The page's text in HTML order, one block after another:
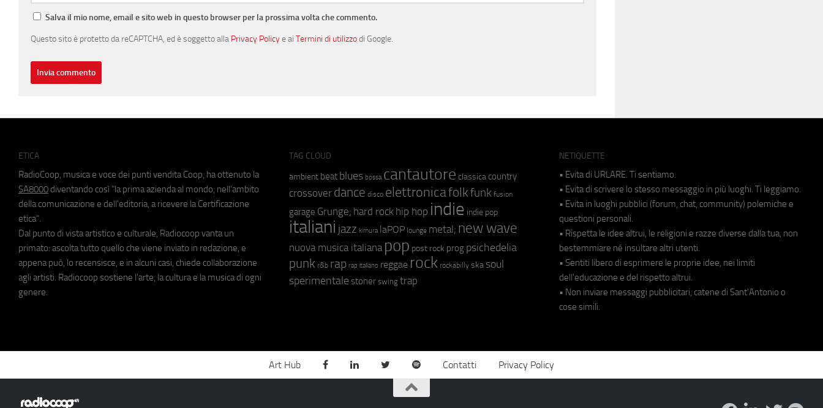
Salva il mio nome, email e sito web in questo browser per la prossima volta che commento.
Questo sito è protetto da reCAPTCHA, ed è soggetto alla Privacy Policye ai Termini di utilizzodi Google.
ETICA
RadioCoop, musica e voce dei punti vendita Coop, ha ottenuto la
SA8000 diventando così "la prima azienda al mondo, nell'ambito
della comunicazione e dell'editoria, a ricevere la Certificazione
etica".
Dal punto di vista artistico e culturale, Radiocoop vanta un
primato: ascolta tutto quello che viene inviato in redazione, e
appena può, lo recensisce, e in alcuni casi, chiede collaborazione
agli artisti. Radiocoop sostiene l'arte, la cultura e la musica di ogni
genere.
TAG CLOUD
ambient beat blues bossa cantautore classica country
crossover dance disco elettronicafolkfunk fusion
garage Grunge; hard rock hip hop indie indie pop
italiani jazz kimura laPOP lounge metal; new wave
nuova musica italiana pop post rock prog psichedelia
punk r&b rap rap italiano reggae rock rockabilly ska soul
sperimentale stoner swing trap
NETIQUETTE
• Evita di URLARE. Ti sentiamo.
• Evita di scrivere lo stesso messaggio in più luoghi. Ti leggiamo.
• Evita in luoghi pubblici (forum, chat, community) polemiche e
questioni personali.
• Rispetta le idee altrui, le religioni e razze diverse dalla tua, non
bestemmiare né insultare altri utenti.
• Sentiti libero di esprimere le proprie idee, nei limiti
dell'educazione e del rispetto altrui.
• Non inviare messaggi pubblicitari, catene di Sant'Antonio o
cose simili.
Art Hub Contatti Privacy Policy